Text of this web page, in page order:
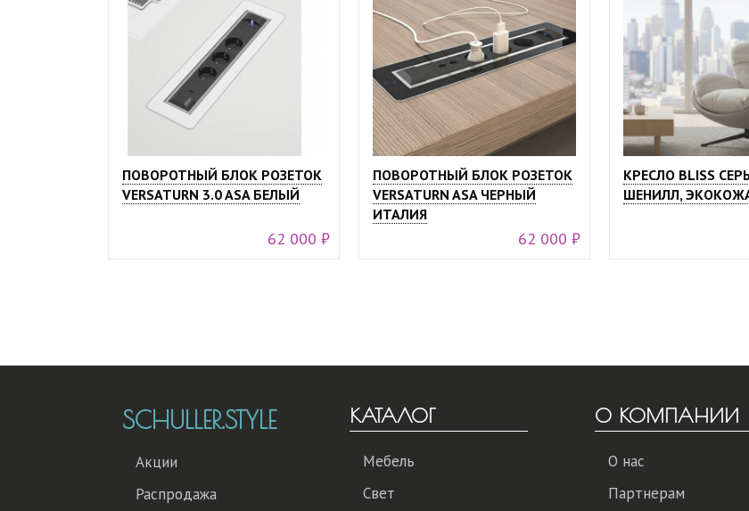
ПОВОРОТНЫЙ БЛОК РОЗЕТОК
VERSATURN 3.0 ASA БЕЛЫЙ
62 000 ₽
ПОВОРОТНЫЙ БЛОК РОЗЕТОК
VERSATURN ASA ЧЕРНЫЙ
ИТАЛИЯ
62 000 ₽
КРЕСЛО BLISS
ШЕНИЛЛ,
SCHULLER.STYLE
Акции
Распродажа
КАТАЛОГ
Мебель
Свет
О КОМПАНИИ
О нас
Партнерам